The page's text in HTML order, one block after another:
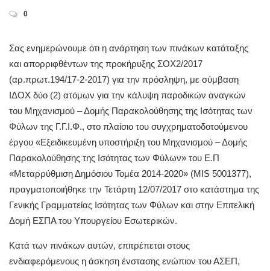
0
Σας ενημερώνουμε ότι η ανάρτηση των πινάκων κατάταξης
και απορριφθέντων της προκήρυξης ΣΟΧ2/2017
(αρ.πρωτ.194/17-2-2017) για την πρόσληψη, με σύμβαση
ΙΔΟΧ δύο (2) ατόμων για την κάλυψη παροδικών αναγκών
του Μηχανισμού – Δομής Παρακολούθησης της Ισότητας των
Φύλων της Γ.Γ.Ι.Φ., στο πλαίσιο του συγχρηματοδοτούμενου
έργου «Εξειδικευμένη υποστήριξη του Μηχανισμού – Δομής
Παρακολούθησης της Ισότητας των Φύλων» του Ε.Π
«Μεταρρύθμιση Δημόσιου Τομέα 2014-2020» (MIS 5001377),
πραγματοποιήθηκε την Τετάρτη 12/07/2017 στο κατάστημα της
Γενικής Γραμματείας Ισότητας των Φύλων και στην Επιτελική
Δομή ΕΣΠΑ του Υπουργείου Εσωτερικών.
Κατά των πινάκων αυτών, επιτρέπεται στους
ενδιαφερόμενους η άσκηση ένστασης ενώπιον του ΑΣΕΠ,